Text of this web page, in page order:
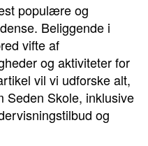
populære og
Beliggende i
vifte af
og aktiviteter for
vil vi udforske alt,
Seden Skole, inklusive
og